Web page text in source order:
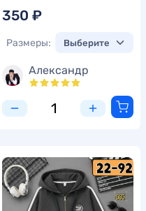
350 ₽
Размеры:
Александр